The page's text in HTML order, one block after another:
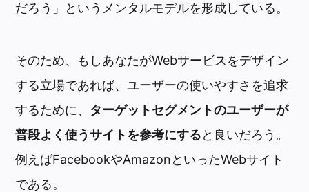
だろう」というメンタルモデルを形成している。
そのため、もしあなたがWebサービスをデザイン
する立場であれば、ユーザーの使いやすさを追求
するために、 ターゲットセグメントのユーザーが
普段よく使うサイトを参考にすると良いだろう。
例えばFacebookやAmazonといったWebサイト
である。